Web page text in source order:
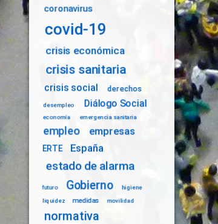
coronavirus
covid-19
crisis económica
crisis sanitaria
crisis social derechos
desempleo Diálogo Social
economía emergencia sanitaria
empleo empresas
ERTE España
estado de alarma
futuro Gobierno higiene
liquidez medidas movilidad
normativa